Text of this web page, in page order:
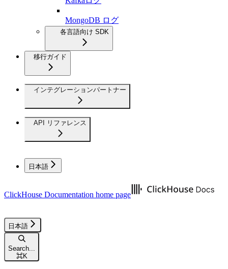
MongoDB ログ
各言語向け SDK
移行ガイド
インテグレーションパートナー
API リファレンス
日本語
ClickHouse Documentation home page
日本語
Search...
⌘K